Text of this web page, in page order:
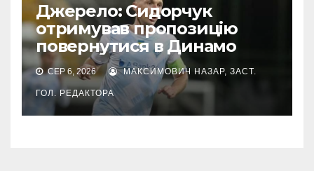
Джерело: Сидорчук
отримував пропозицію
повернутися в Динамо
СЕР 6, 2026 МАКСИМОВИЧ НАЗАР, ЗАСТ.
ГОЛ. РЕДАКТОРА